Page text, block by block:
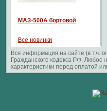
МАЗ-500А бортовой
Все новинки
Вся информация на сайте (в т.ч.
Гражданского кодекса РФ.
характеристики перед оплатой